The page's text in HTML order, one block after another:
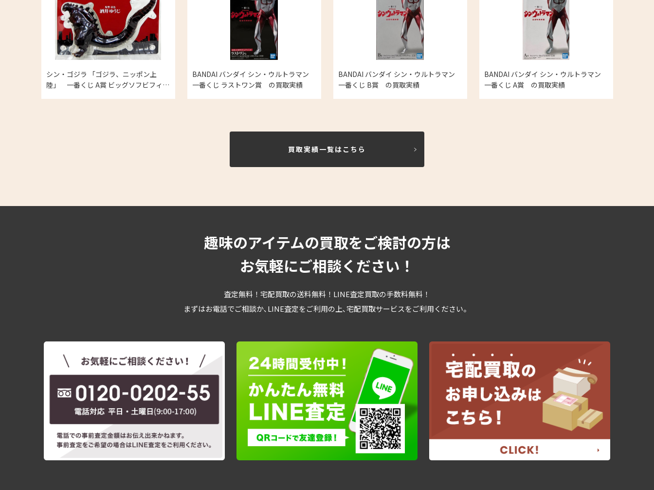
シン・ゴジラ 「ゴジラ、ニッポン上
陸」 一番くじ A賞 ビッグソフビフィギ
BANDAI バンダイ シン・ウルトラマン
一番くじ ラストワン賞 の買取実績
BANDAI バンダイ シン・ウルトラマン
一番くじ B賞 の買取実績
BANDAI バンダイ シン・ウルトラマン
一番くじ A賞 の買取実績
買取実績一覧はこちら
趣味のアイテムの買取をご検討の方は
お気軽にご相談ください！
査定無料！宅配買取の送料無料！LINE査定買取の手数料無料！
まずはお電話でご相談か､LINE査定をご利用の上､宅配買取サービスをご利用ください。